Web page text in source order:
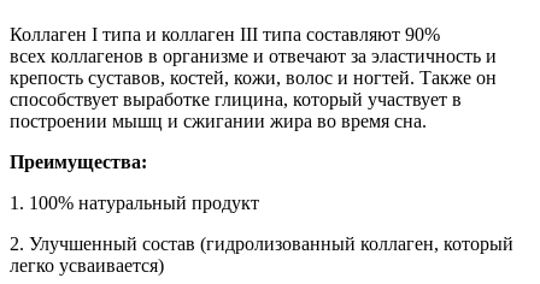
Коллаген I типа и коллаген III типа составляют 90%
всех коллагенов в организме и отвечают за эластичность и
крепость суставов, костей, кожи, волос и ногтей. Также он
способствует выработке глицина, который участвует в
построении мышц и сжигании жира во время сна.
Преимущества:
1. 100% натуральный продукт
2. Улучшенный состав (гидролизованный коллаген, который
легко усваивается)